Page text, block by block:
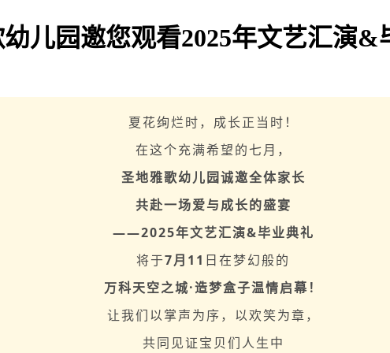
儿园邀您观看2025年文艺汇演&
夏花绚烂时，成长正当时！
在这个充满希望的七月，
圣地雅歌幼儿园诚邀全体家长
共赴一场爱与成长的盛宴
——2025年文艺汇演&毕业典礼
将于7月11 日在梦幻般的
万科天空之城·造梦盒子温情启幕！
让我们以掌声为序，以欢笑为章，
共同见证宝贝们人生中